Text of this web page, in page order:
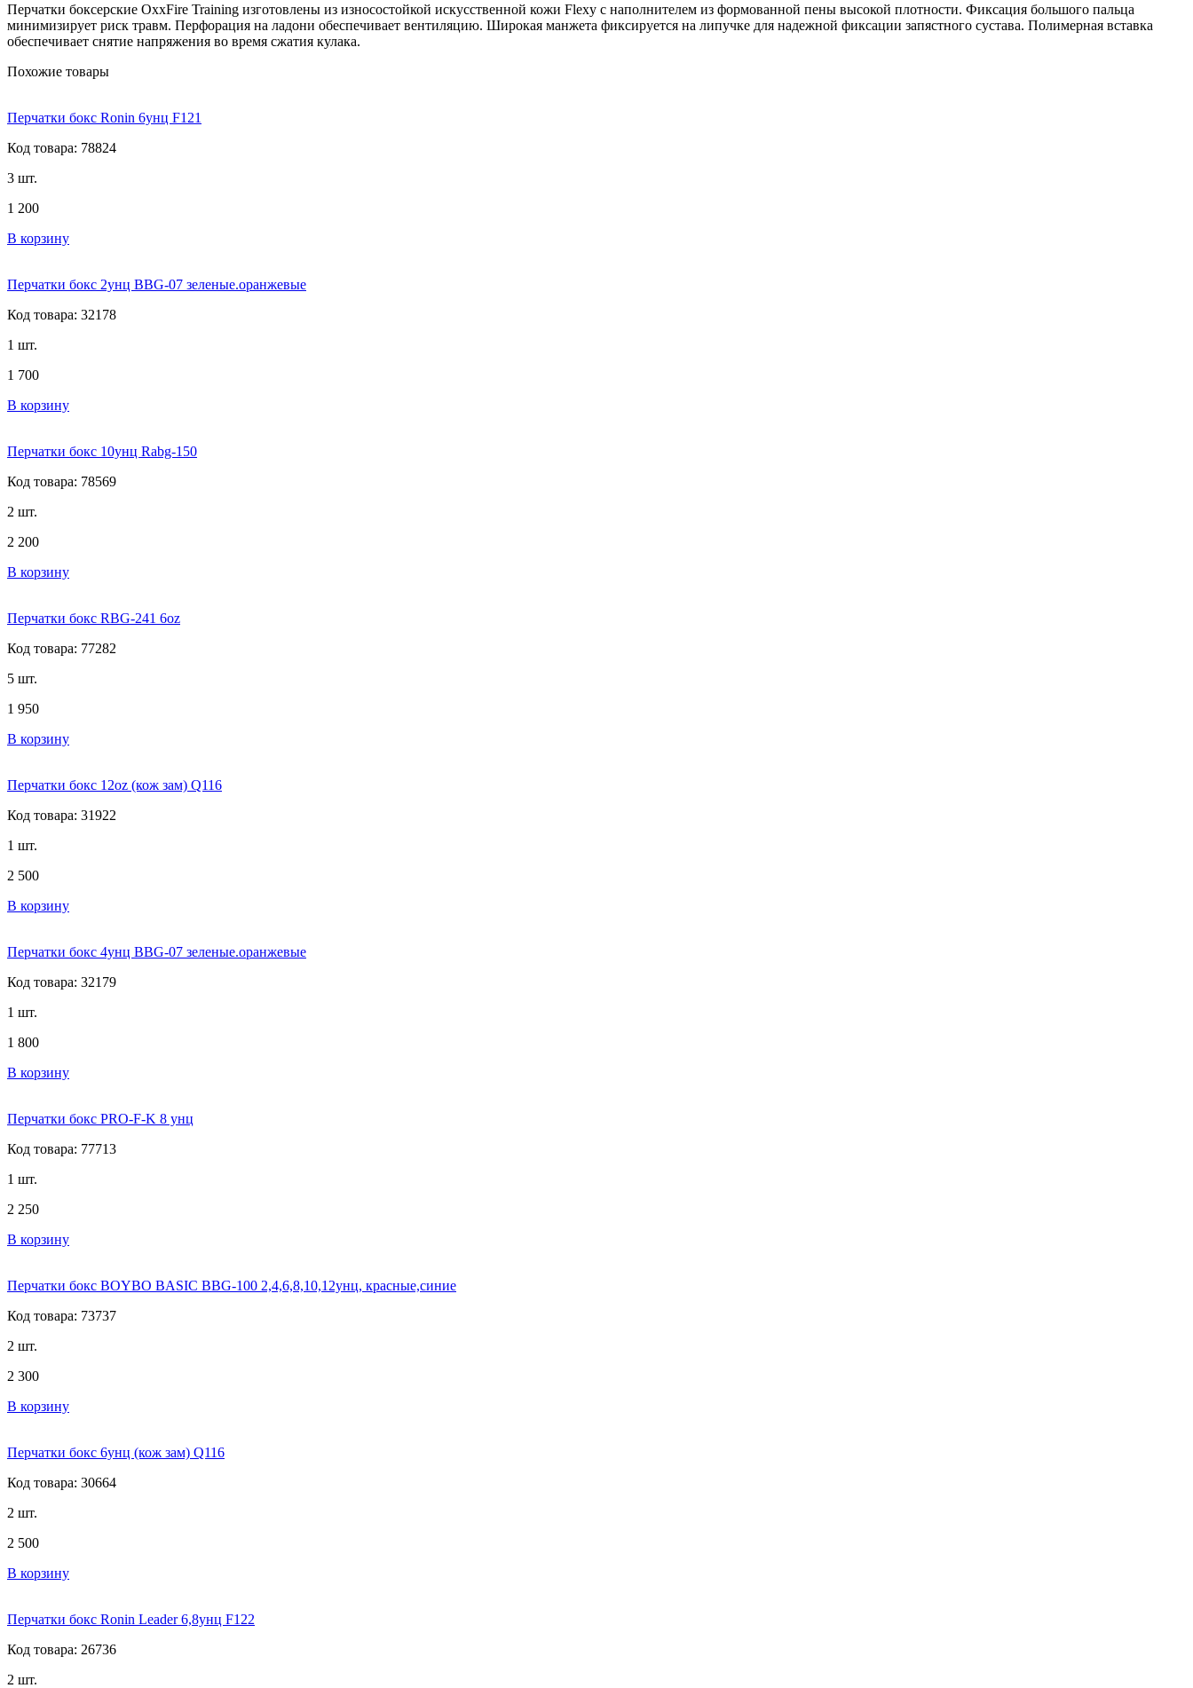
Перчатки боксерские OxxFire Training изготовлены из износостойкой искусственной кожи Flexy с наполнителем из формованной пены высокой плотности. Фиксация большого пальца
минимизирует риск травм. Перфорация на ладони обеспечивает вентиляцию. Широкая манжета фиксируется на липучке для надежной фиксации запястного сустава. Полимерная вставка
обеспечивает снятие напряжения во время сжатия кулака.
Похожие товары
Перчатки бокс Ronin 6унц F121
Код товара: 78824
3 шт.
1 200
В корзину
Перчатки бокс 2унц BBG-07 зеленые.оранжевые
Код товара: 32178
1 шт.
1 700
В корзину
Перчатки бокс 10унц Rabg-150
Код товара: 78569
2 шт.
2 200
В корзину
Перчатки бокс RBG-241 6oz
Код товара: 77282
5 шт.
1 950
В корзину
Перчатки бокс 12oz (кож зам) Q116
Код товара: 31922
1 шт.
2 500
В корзину
Перчатки бокс 4унц BBG-07 зеленые.оранжевые
Код товара: 32179
1 шт.
1 800
В корзину
Перчатки бокс PRO-F-K 8 унц
Код товара: 77713
1 шт.
2 250
В корзину
Перчатки бокс BOYBO BASIC BBG-100 2,4,6,8,10,12унц, красные,синие
Код товара: 73737
2 шт.
2 300
В корзину
Перчатки бокс 6унц (кож зам) Q116
Код товара: 30664
2 шт.
2 500
В корзину
Перчатки бокс Ronin Leader 6,8унц F122
Код товара: 26736
2 шт.